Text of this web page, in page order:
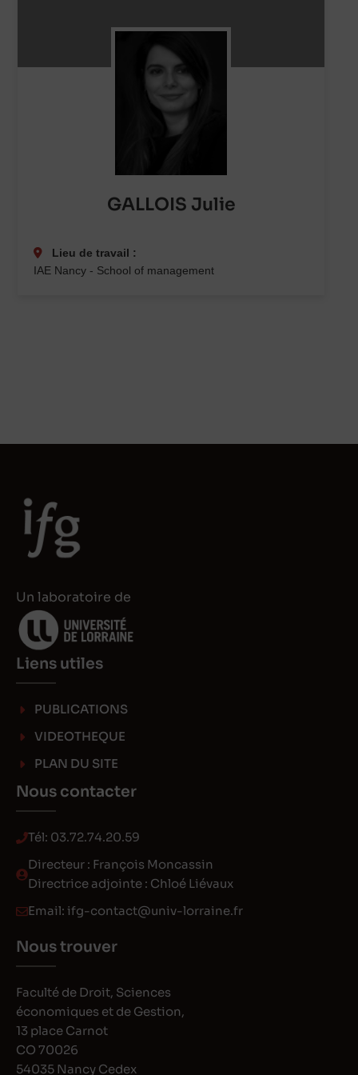
GALLOIS Julie
Lieu de travail :
IAE Nancy - School of management
Un laboratoire de
Liens utiles
PUBLICATIONS
VIDEOTHEQUE
PLAN DU SITE
Nous contacter
Tél: 03.72.74.20.59
Directeur : François Moncassin
Directrice adjointe : Chloé Liévaux
Email: ifg-contact@univ-lorraine.fr
Nous trouver
Faculté de Droit, Sciences
économiques et de Gestion,
13 place Carnot
CO 70026
54035 Nancy Cedex